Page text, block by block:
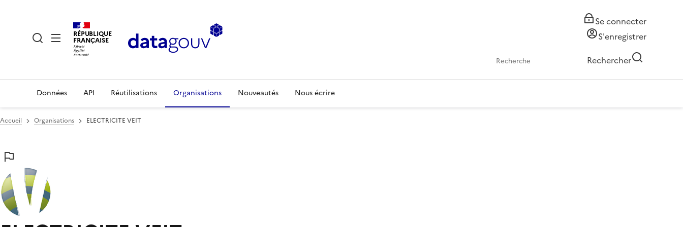
RÉPUBLIQUE
FRANÇAISE
Se connecter
S'enregistrer
Rechercher
Données API Réutilisations Organisations Nouveautés Nous écrire
Accueil Organisations ELECTRICITE VEIT